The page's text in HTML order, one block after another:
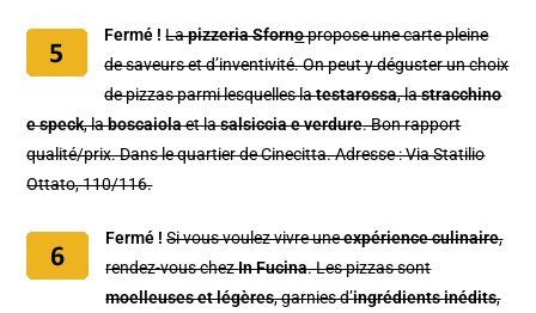
Fermé !Lapizzeria Sfornopropose une carte pleine
de saveurs et d’inventivité. On peut y déguster un choix
de pizzas parmi lesquelles latestarossa, lastracchino
e speck, laboscaiolaet lasalsiccia e verdure. Bon rapport
qualité/prix. Dans le quartier de Cinecitta. Adresse : Via Statilio
Ottato, 110/116.
Fermé !Si vous voulez vivre uneexpérience culinaire,
rendez-vous chezIn Fucina. Les pizzas sont
moelleuses et légères, garnies d’ingrédients inédits,